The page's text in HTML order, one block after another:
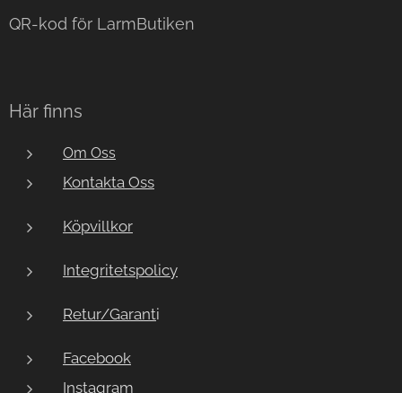
QR-kod för LarmButiken
Här finns
Om Oss
Kontakta Oss
Köpvillkor
Integritetspolicy
Retur/Garanti
Facebook
Instagram